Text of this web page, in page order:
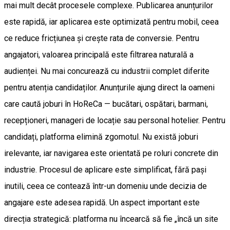
mai mult decât procesele complexe. Publicarea anunțurilor
este rapidă, iar aplicarea este optimizată pentru mobil, ceea
ce reduce fricțiunea și crește rata de conversie. Pentru
angajatori, valoarea principală este filtrarea naturală a
audienței. Nu mai concurează cu industrii complet diferite
pentru atenția candidaților. Anunțurile ajung direct la oameni
care caută joburi în HoReCa — bucătari, ospătari, barmani,
recepționeri, manageri de locație sau personal hotelier. Pentru
candidați, platforma elimină zgomotul. Nu există joburi
irelevante, iar navigarea este orientată pe roluri concrete din
industrie. Procesul de aplicare este simplificat, fără pași
inutili, ceea ce contează într-un domeniu unde decizia de
angajare este adesea rapidă. Un aspect important este
direcția strategică: platforma nu încearcă să fie „încă un site